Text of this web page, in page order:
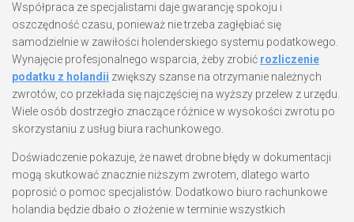
Współpraca ze specjalistami daje gwarancję spokoju i
oszczędność czasu, ponieważ nie trzeba zagłębiać się
samodzielnie w zawiłości holenderskiego systemu podatkowego.
Wynajęcie profesjonalnego wsparcia, żeby zrobić rozliczenie
podatku z holandii zwiększy szanse na otrzymanie należnych
zwrotów, co przekłada się najczęściej na wyższy przelew z urzędu.
Wiele osób dostrzegło znaczące różnice w wysokości zwrotu po
skorzystaniu z usług biura rachunkowego.
Doświadczenie pokazuje, że nawet drobne błędy w dokumentacji
mogą skutkować znacznie niższym zwrotem, dlatego warto
poprosić o pomoc specjalistów. Dodatkowo biuro rachunkowe
holandia będzie dbało o złożenie w terminie wszystkich